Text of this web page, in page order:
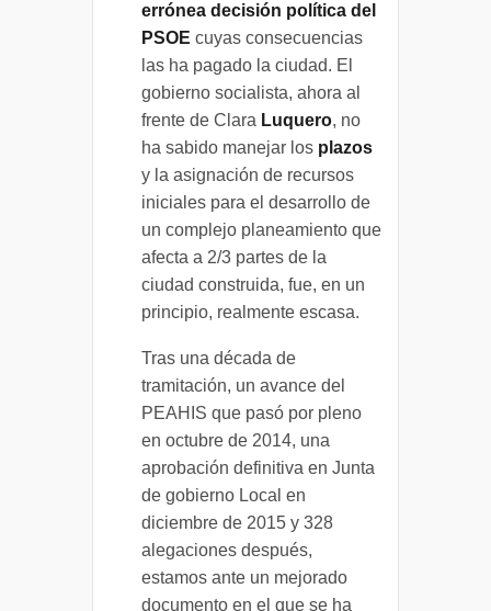
errónea decisión política del
PSOE cuyas consecuencias
las ha pagado la ciudad. El
gobierno socialista, ahora al
frente de Clara Luquero, no
ha sabido manejar los plazos
y la asignación de recursos
iniciales para el desarrollo de
un complejo planeamiento que
afecta a 2/3 partes de la
ciudad construida, fue, en un
principio, realmente escasa.
Tras una década de
tramitación, un avance del
PEAHIS que pasó por pleno
en octubre de 2014, una
aprobación definitiva en Junta
de gobierno Local en
diciembre de 2015 y 328
alegaciones después,
estamos ante un mejorado
documento en el que se ha